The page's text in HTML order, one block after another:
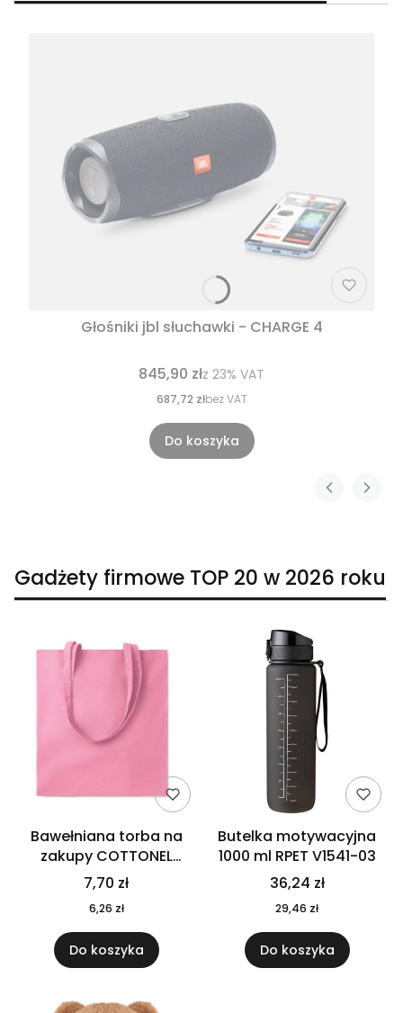
Głośniki jbl słuchawki - CHARGE 4
845,90 złz 23% VAT
687,72 złbez VAT
Do koszyka
Gadżety firmowe TOP 20 w 2026 roku
Bawełniana torba na
zakupy COTTONEL
COLOUR++ MO9846-11
7,70 zł
6,26 zł
Do koszyka
Butelka motywacyjna
1000 ml RPET V1541-03
36,24 zł
29,46 zł
Do koszyka